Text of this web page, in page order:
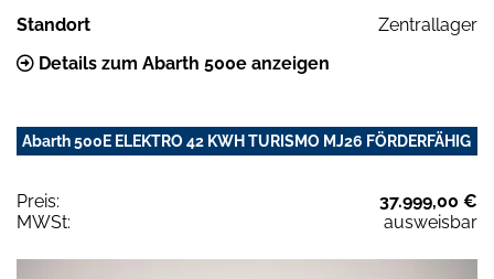
Standort
Zentrallager
Details zum Abarth 500e anzeigen
Abarth 500E ELEKTRO 42 KWH TURISMO MJ26 FÖRDERFÄHIG
Preis:
37.999,00 €
MWSt:
ausweisbar